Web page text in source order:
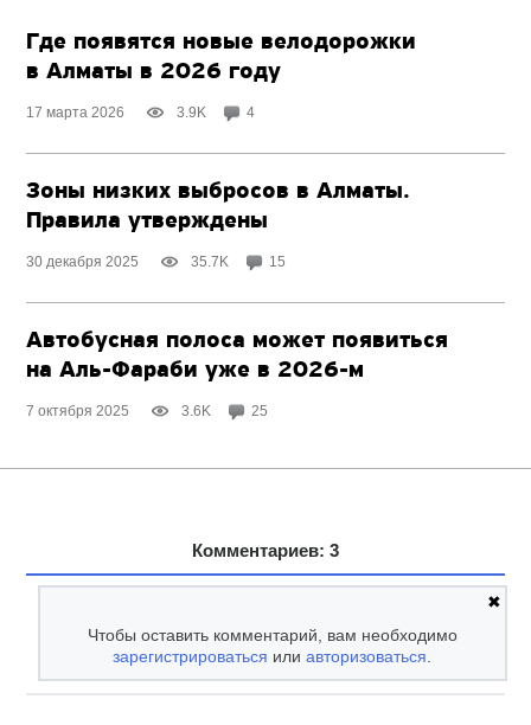
Где появятся новые велодорожки
в Алматы в 2026 году
17 марта 2026 3.9K 4
Зоны низких выбросов в Алматы.
Правила утверждены
30 декабря 2025 35.7K 15
Автобусная полоса может появиться
наАль-Фараби уже в 2026-м
7 октября 2025 3.6K 25
Комментариев: 3
✖
Чтобы оставить комментарий, вам необходимо
зарегистрироваться илиавторизоваться.